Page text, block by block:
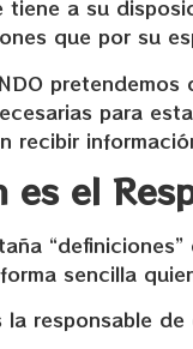
tiene a su
que por su
para
recibir
es el
sencilla
la responsable